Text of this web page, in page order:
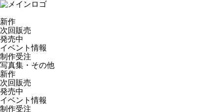
新作
次回販売
発売中
イベント情報
制作受注
写真集・その他
新作
次回販売
発売中
イベント情報
制作受注